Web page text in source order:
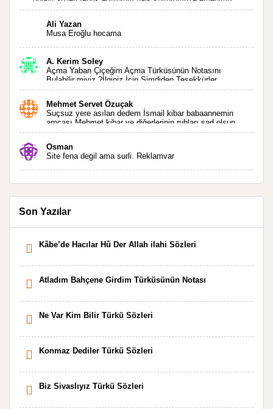
geçti ise ne mutlu bizlere sizlerin sayesinde türkülerimiz
Ali Yazan
Musa Eroğlu hocama
A. Kerim Soley
Açma Yaban Çiçeğim Açma Türküsünün Notasını
Bulabilir miyiz ?İlginiz İçin Şimdiden Teşekkürler.
Mehmet Servet Özuçak
Suçsuz yere asılan dedem İsmail kibar babaannemin
amcası Mehmet kibar ve diğerlerinin ruhları şad olsun.
Kahrolsun Cemal paşa
Osman
Site fena degil ama surli. Reklamvar
Son Yazılar
Kâbe’de Hacılar Hû Der Allah ilahi Sözleri
Atladım Bahçene Girdim Türküsünün Notası
Ne Var Kim Bilir Türkü Sözleri
Konmaz Dediler Türkü Sözleri
Biz Sivaslıyız Türkü Sözleri